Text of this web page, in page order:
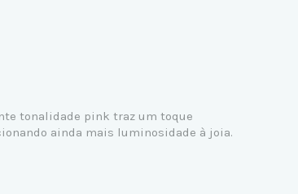
tonalidade pink traz um toque
ainda mais luminosidade à joia.